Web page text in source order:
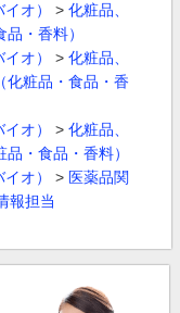
オ）
> 化粧品、
・香料）
オ）
> 化粧品、
化粧品・食品・香
オ）
> 化粧品、
・食品・香料）
オ）
> 医薬品関
報担当